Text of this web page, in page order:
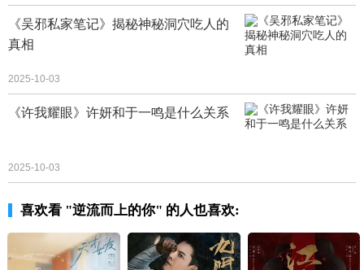
《吴邪私家笔记》揭秘神秘洞穴吃人的
真相
2025-10-03
《许我耀眼》许妍和于一鸣是什么关系
2025-10-03
喜欢看 "逆流而上的你" 的人也喜欢: